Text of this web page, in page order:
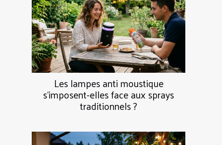
Les lampes anti moustique
s’imposent-elles face aux sprays
traditionnels ?